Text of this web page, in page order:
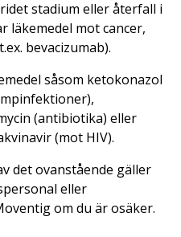
stadium eller återfall i
läkemedel mot cancer,
bevacizumab).
såsom ketokonazol
(antibiotika) eller
(mot HIV).
det ovanstående gäller
eller
om du är osäker.